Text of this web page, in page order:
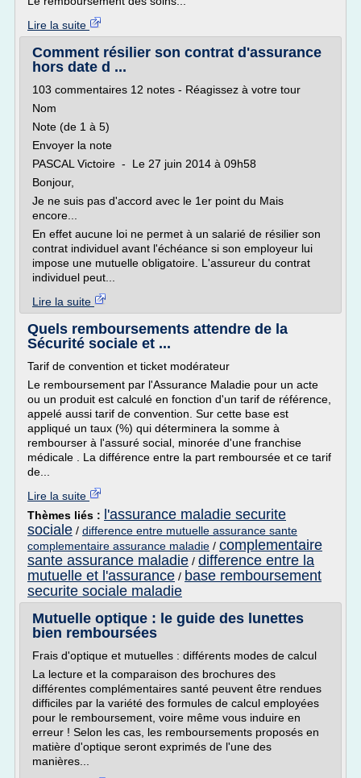
Lire la suite
Comment résilier son contrat d'assurance
hors date d ...
103 commentaires 12 notes - Réagissez à votre tour
Nom
Note (de 1 à 5)
Envoyer la note
PASCAL Victoire - Le 27 juin 2014 à 09h58
Bonjour,
Je ne suis pas d'accord avec le 1er point du Mais
encore...
En effet aucune loi ne permet à un salarié de résilier son
contrat individuel avant l'échéance si son employeur lui
impose une mutuelle obligatoire. L'assureur du contrat
individuel peut...
Lire la suite
Quels remboursements attendre de la
Sécurité sociale et ...
Tarif de convention et ticket modérateur
Le remboursement par l'Assurance Maladie pour un acte
ou un produit est calculé en fonction d'un tarif de référence,
appelé aussi tarif de convention. Sur cette base est
appliqué un taux (%) qui déterminera la somme à
rembourser à l'assuré social, minorée d'une franchise
médicale . La différence entre la part remboursée et ce tarif
de...
Lire la suite
Thèmes liés :
l'assurance maladie securite
sociale / difference entre mutuelle assurance sante
complementaire assurance maladie / complementaire
sante assurance maladie / difference entre la
mutuelle et l'assurance / base remboursement
securite sociale maladie
Mutuelle optique : le guide des lunettes
bien remboursées
Frais d'optique et mutuelles : différents modes de calcul
La lecture et la comparaison des brochures des
différentes complémentaires santé peuvent être rendues
difficiles par la variété des formules de calcul employées
pour le remboursement, voire même vous induire en
erreur ! Selon les cas, les remboursements proposés en
matière d'optique seront exprimés de l'une des
manières...